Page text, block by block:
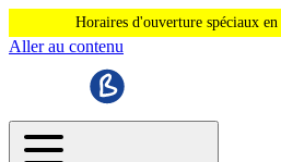
Horaires d'ouverture spéciaux en
Aller au contenu